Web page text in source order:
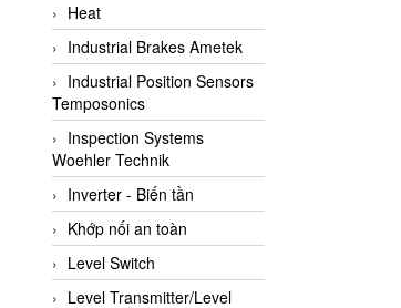
Atrax
Auma
Autec
Auto Flow
Automatic valve
Aventics
Avproglobal
Axiomtek
AZBIL
Heat
Industrial Brakes Ametek
Industrial Position Sensors
Temposonics
Inspection Systems
Woehler Technik
Inverter - Biến tần
Khớp nối an toàn
Level Switch
Level Transmitter/Level